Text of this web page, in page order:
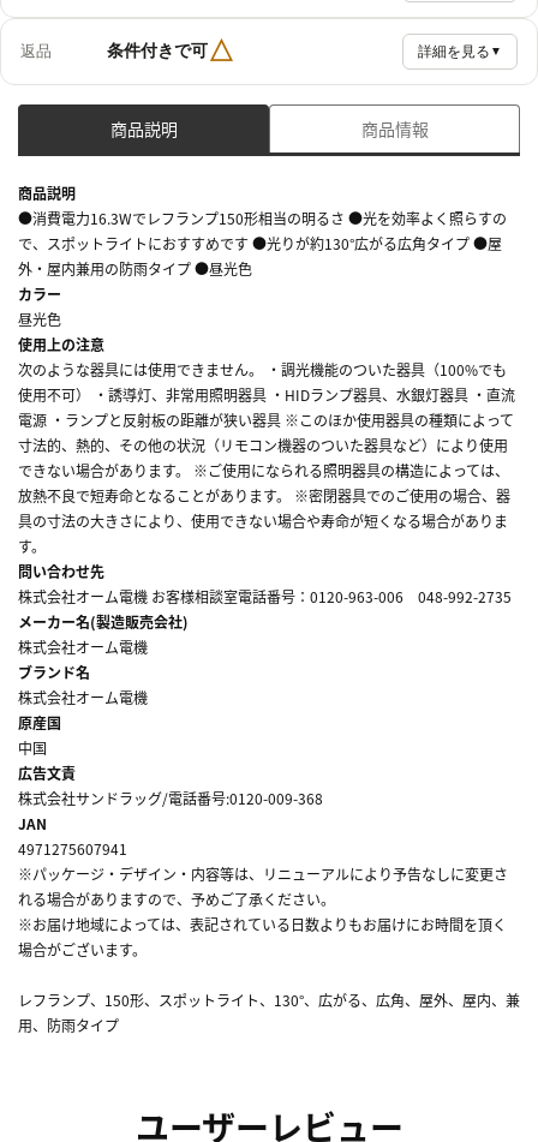
返品 条件付きで可△ 詳細を見る ▼
商品説明 商品情報
商品説明
●消費電力16.3Wでレフランプ150形相当の明るさ ●光を効率よく照らすの
で、スポットライトにおすすめです ●光りが約130°広がる広角タイプ ●屋
外・屋内兼用の防雨タイプ ●昼光色
カラー
昼光色
使用上の注意
次のような器具には使用できません。 ・調光機能のついた器具（100%でも
使用不可） ・誘導灯、非常用照明器具 ・HIDランプ器具、水銀灯器具 ・直流
電源 ・ランプと反射板の距離が狭い器具 ※このほか使用器具の種類によって
寸法的、熱的、その他の状況（リモコン機器のついた器具など）により使用
できない場合があります。 ※ご使用になられる照明器具の構造によっては、
放熱不良で短寿命となることがあります。 ※密閉器具でのご使用の場合、器
具の寸法の大きさにより、使用できない場合や寿命が短くなる場合がありま
す。
問い合わせ先
株式会社オーム電機 お客様相談室電話番号：0120-963-006 048-992-2735
メーカー名(製造販売会社)
株式会社オーム電機
ブランド名
株式会社オーム電機
原産国
中国
広告文責
株式会社サンドラッグ/電話番号:0120-009-368
JAN
4971275607941
※パッケージ・デザイン・内容等は、リニューアルにより予告なしに変更さ
れる場合がありますので、予めご了承ください。
※お届け地域によっては、表記されている日数よりもお届けにお時間を頂く
場合がございます。
レフランプ、150形、スポットライト、130°、広がる、広角、屋外、屋内、兼
用、防雨タイプ
ユーザーレビュー